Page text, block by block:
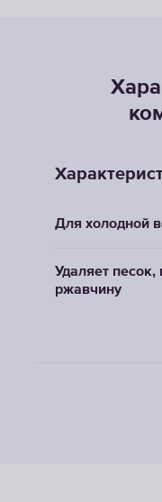
Для холодной
Удаляет песок,
ржавчину